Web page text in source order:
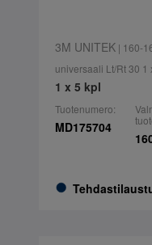
3M UNITEK| 160-
universaali Lt/Rt 30 1
1 x 5 kpl
Tuotenumero:
MD175704